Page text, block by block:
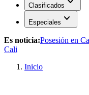
Clasificados
Especiales expand_more
Es noticia:Posesión en
Cali
Inicio